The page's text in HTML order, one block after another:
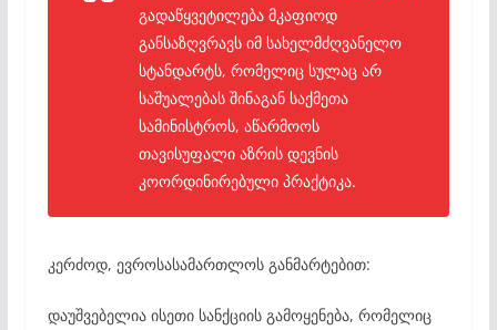
გადაწყვეტილება მკაფიოდ
განსაზღვრავს იმ სახელმძღვანელო
სტანდარტს, რომელიც სულაც არ
საშუალებას შინაგან საქმეთა
სამინისტროს, აწარმოოს
თავისუფალი აზრის დევნის
კოორდინირებული პრაქტიკა.
კერძოდ, ევროსასამართლოს განმარტებით:
დაუშვებელია ისეთი სანქციის გამოყენება, რომელიც